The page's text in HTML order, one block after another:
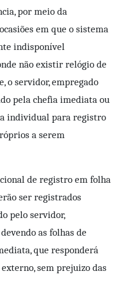
por meio da
em que o sistema
indisponível
não existir relógio de
o servidor, empregado
pela chefia imediata ou
individual para registro
a serem
de registro em folha
ser registrados
pelo servidor,
as folhas de
que responderá
sem prejuizo das